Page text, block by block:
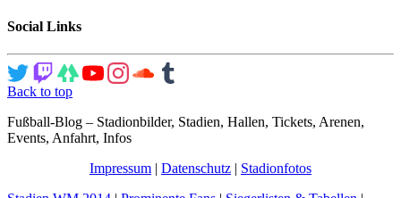
Social Links
Back to top
Fußball-Blog – Stadionbilder, Stadien, Hallen, Tickets, Arenen,
Events, Anfahrt, Infos
Impressum | Datenschutz | Stadionfotos